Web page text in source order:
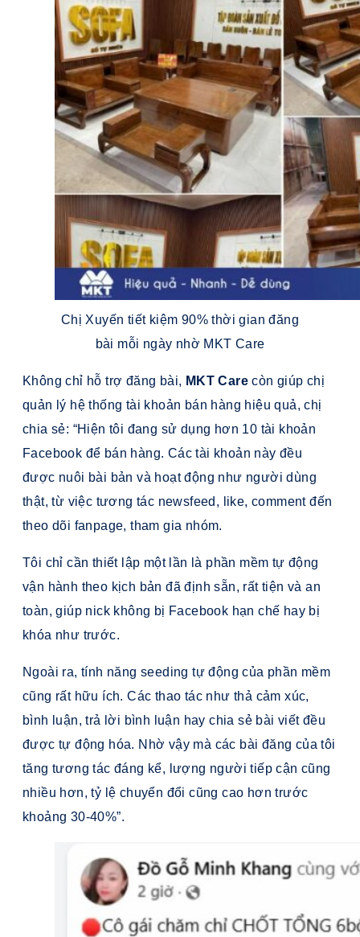
Chị Xuyến tiết kiệm 90% thời gian đăng
bài mỗi ngày nhờ MKT Care
Không chỉ hỗ trợ đăng bài, MKT Care còn giúp chị
quản lý hệ thống tài khoản bán hàng hiệu quả, chị
chia sẻ: “Hiện tôi đang sử dụng hơn 10 tài khoản
Facebook để bán hàng. Các tài khoản này đều
được nuôi bài bản và hoạt động như người dùng
thật, từ việc tương tác newsfeed, like, comment đến
theo dõi fanpage, tham gia nhóm.
Tôi chỉ cần thiết lập một lần là phần mềm tự động
vận hành theo kịch bản đã định sẵn, rất tiện và an
toàn, giúp nick không bị Facebook hạn chế hay bị
khóa như trước.
Ngoài ra, tính năng seeding tự động của phần mềm
cũng rất hữu ích. Các thao tác như thả cảm xúc,
bình luận, trả lời bình luận hay chia sẻ bài viết đều
được tự động hóa. Nhờ vậy mà các bài đăng của tôi
tăng tương tác đáng kể, lượng người tiếp cận cũng
nhiều hơn, tỷ lệ chuyển đổi cũng cao hơn trước
khoảng 30-40%”.